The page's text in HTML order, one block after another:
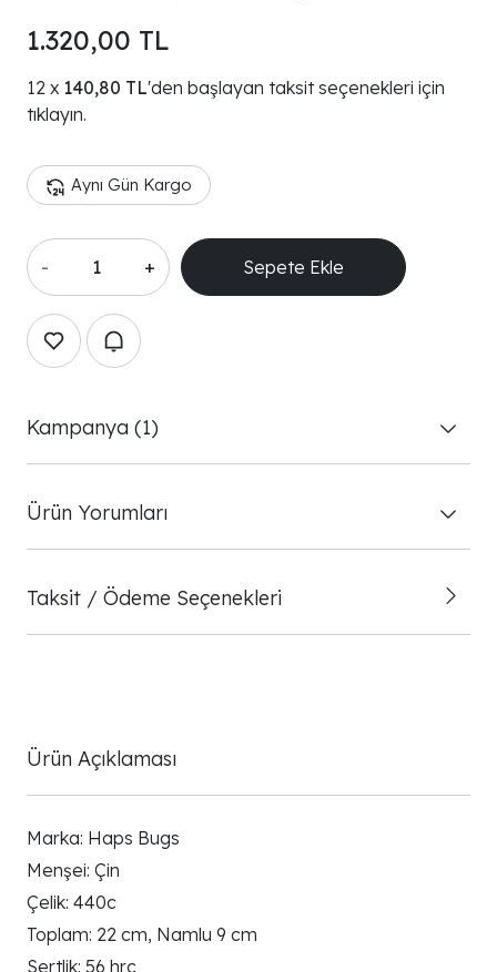
1.320,00 TL
140,80 TL'den başlayan taksit seçenekleri için
tıklayın.
Aynı Gün Kargo
- + Sepete Ekle
Kampanya (1)
Ürün Yorumları
Taksit / Ödeme Seçenekleri
Ürün Açıklaması
Marka: Haps Bugs
Menşei: Çin
Çelik: 440c
Toplam: 22 cm, Namlu 9 cm
Sertlik: 56 hrc